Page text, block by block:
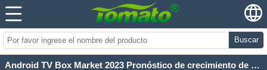
Buscar
Android TV Box Market 2023 Pronóstico de crecimiento de ventas